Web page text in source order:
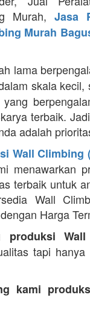
Murah, Jasa
Murah
lama
skala kecil,
terbaik.
adalah
Wall Climbing
menawarkan
terbaik untuk
Wall
Harga
produksi
tapi
kami